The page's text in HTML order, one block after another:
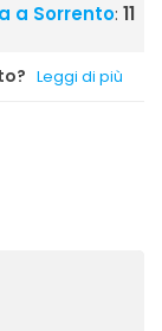
a Sorrento: 11
Leggi di più